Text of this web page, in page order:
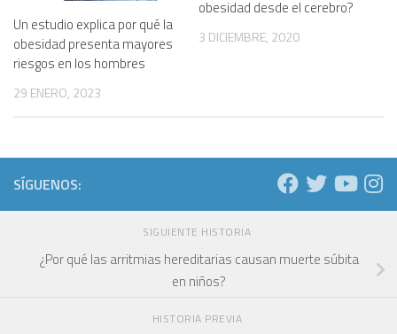
Un estudio explica por qué la
obesidad presenta mayores
riesgos en los hombres
29 ENERO, 2023
obesidad desde el cerebro?
3 DICIEMBRE, 2020
SÍGUENOS:
SIGUIENTE HISTORIA
¿Por qué las arritmias hereditarias causan muerte súbita
en niños?
HISTORIA PREVIA